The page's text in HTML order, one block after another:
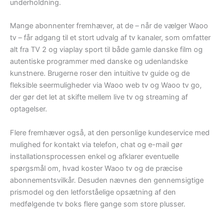
underholdning.
Mange abonnenter fremhæver, at de – når de vælger Waoo
tv – får adgang til et stort udvalg af tv kanaler, som omfatter
alt fra TV 2 og viaplay sport til både gamle danske film og
autentiske programmer med danske og udenlandske
kunstnere. Brugerne roser den intuitive tv guide og de
fleksible seermuligheder via Waoo web tv og Waoo tv go,
der gør det let at skifte mellem live tv og streaming af
optagelser.
Flere fremhæver også, at den personlige kundeservice med
mulighed for kontakt via telefon, chat og e-mail gør
installationsprocessen enkel og afklarer eventuelle
spørgsmål om, hvad koster Waoo tv og de præcise
abonnementsvilkår. Desuden nævnes den gennemsigtige
prismodel og den letforståelige opsætning af den
medfølgende tv boks flere gange som store plusser.